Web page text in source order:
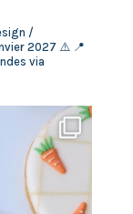
/
2027 ⚠️ 📍
via